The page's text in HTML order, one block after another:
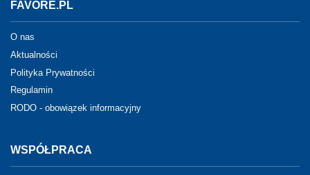
FAVORE.PL
O nas
Aktualności
Polityka Prywatności
Regulamin
RODO - obowiązek informacyjny
WSPÓŁPRACA